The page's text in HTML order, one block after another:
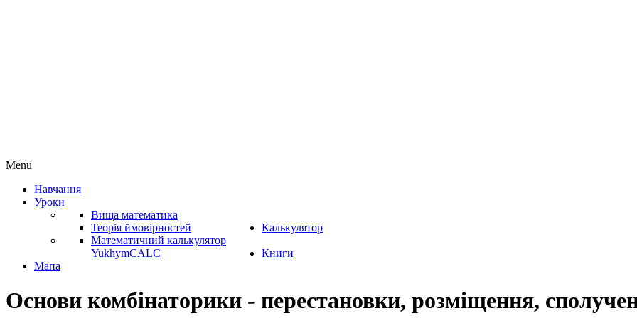
Menu
Навчання
Уроки
Вища математика
Теорія ймовірностей
Калькулятор
Математичний калькулятор
YukhymCALC
Книги
Мапа
Основи комбінаторики - перестановки, розміщення,